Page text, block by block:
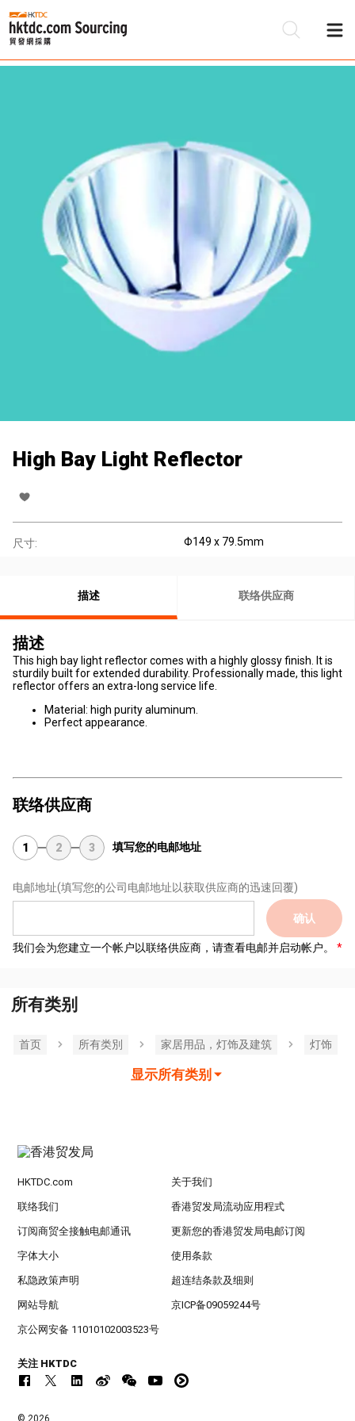
High Bay Light Reflector
尺寸: Φ149 x 79.5mm
描述 联络供应商
描述
This high bay light reflector comes with a highly glossy finish. It is
sturdily built for extended durability. Professionally made, this light
reflector offers an extra-long service life.
Material: high purity aluminum.
Perfect appearance.
联络供应商
1 2 3 填写您的电邮地址
电邮地址(填写您的公司电邮地址以获取供应商的迅速回覆)
确认
我们会为您建立一个帐户以联络供应商，请查看电邮并启动帐户。
所有类别
首页 所有类別 家居用品，灯饰及建筑 灯饰
显示所有类别
HKTDC.com 关于我们
联络我们 香港贸发局流动应用程式
订阅商贸全接触电邮通讯 更新您的香港贸发局电邮订阅
字体大小 使用条款
私隐政策声明 超连结条款及细则
网站导航 京ICP备09059244号
京公网安备 11010102003523号
关注 HKTDC